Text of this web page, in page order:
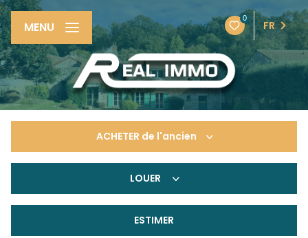
0
FR
MENU
ACHETER de l'ancien
De l'immo pro
LOUER
ESTIMER